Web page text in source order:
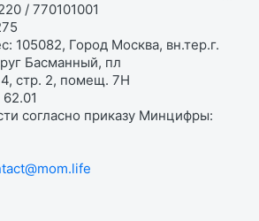
/ 770101001
105082, Город Москва, вн.тер.г.
Басманный, пл
стр. 2, помещ. 7Н
согласно приказу Минцифры: